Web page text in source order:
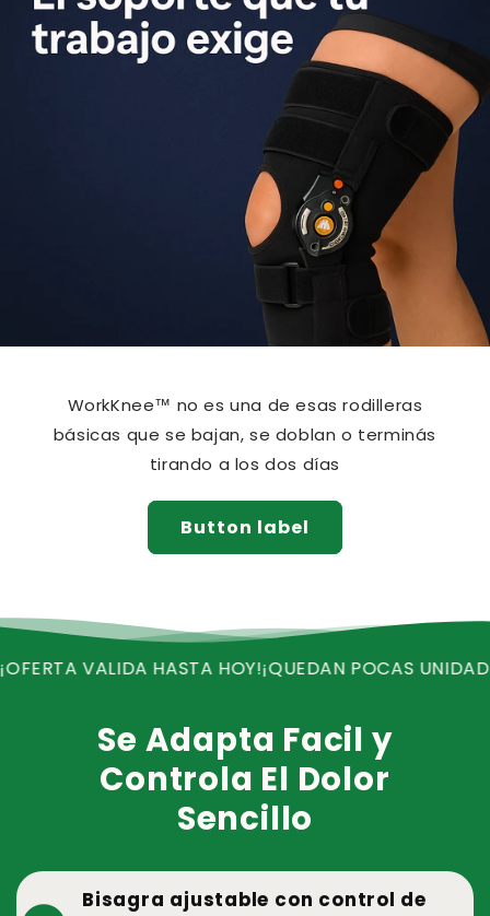
WorkKnee™ no es una de esas rodilleras
básicas que se bajan, se doblan o terminás
tirando a los dos días
Button label
VALIDA HASTA HOY!¡QUEDAN POCAS UNIDADES!
Se Adapta Facil y
Controla El Dolor
Sencillo
Bisagra ajustable con control de